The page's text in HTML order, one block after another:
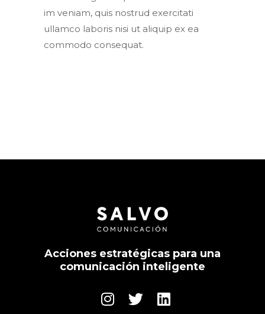
im veniam, quis nostrud exercitati
ullamco laboris nisi ut aliquip ex ea
commodo consequat.
Acciones estratégicas para una
comunicación inteligente